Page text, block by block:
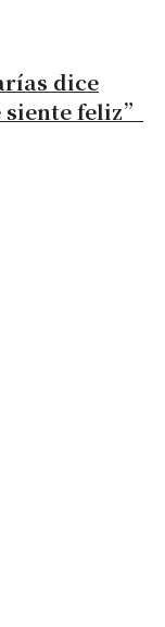
dice
feliz”